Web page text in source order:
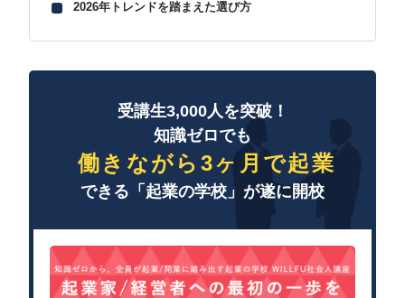
2026年トレンドを踏まえた選び方
受講生3,000人を突破！
知識ゼロでも
働きながら3ヶ月で起業
できる「起業の学校」が遂に開校